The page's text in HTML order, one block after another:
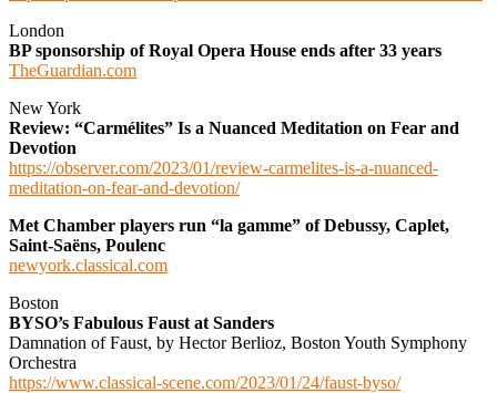
London
BP sponsorship of Royal Opera House ends after 33 years
TheGuardian.com
New York
Review: “Carmélites” Is a Nuanced Meditation on Fear and
Devotion
https://observer.com/2023/01/review-carmelites-is-a-nuanced-
meditation-on-fear-and-devotion/
Met Chamber players run “la gamme” of Debussy, Caplet,
Saint-Saëns, Poulenc
newyork.classical.com
Boston
BYSO’s Fabulous Faust at Sanders
Damnation of Faust, by Hector Berlioz, Boston Youth Symphony
Orchestra
https://www.classical-scene.com/2023/01/24/faust-byso/